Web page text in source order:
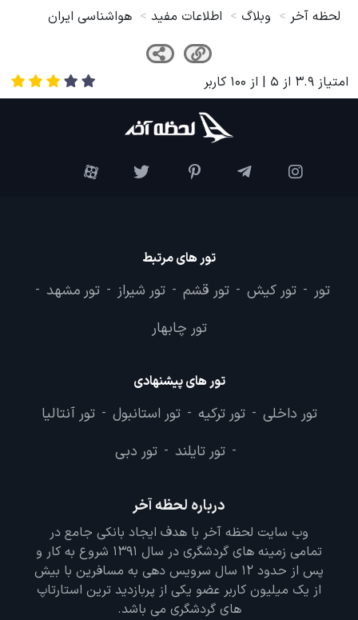
لحظه آخر وبلاگ اطلاعات مفید هواشناسی ایران
امتیاز 3.9 از 5 | از 100 کاربر
تور های مرتبط
تور - تور کیش - تور قشم - تور شیراز - تور مشهد -
تور چابهار
تور های پیشنهادی
تور داخلی - تور ترکیه - تور استانبول - تور آنتالیا
- تور تایلند - تور دبی
درباره لحظه آخر
وب سایت لحظه آخر با هدف ایجاد بانکی جامع در
تمامی زمینه های گردشگری در سال 1391 شروع به کار و
پس از حدود 12 سال سرویس دهی به مسافرین با بیش
از یک میلیون کاربر عضو یکی از پربازدید ترین استارتاپ
های گردشگری می باشد.